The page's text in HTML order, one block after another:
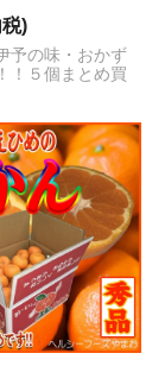
)
予の味・おかず
！５個まとめ買